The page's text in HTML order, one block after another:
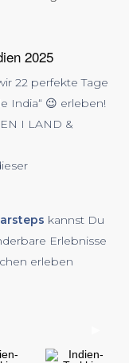
2025
22 perfekte Tage
India“ 😉 erleben!
I LAND &
kannst Du
Erlebnisse
erleben
Slide